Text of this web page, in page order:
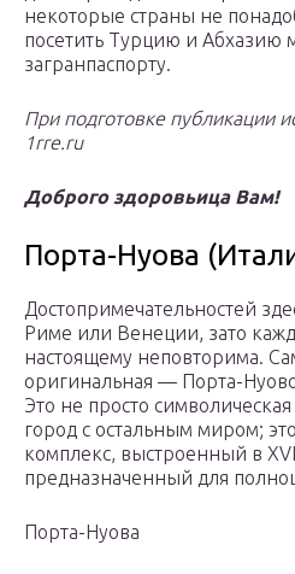
некоторые страны не
посетить Турцию и Абхазию
загранпаспорту.
При подготовке публикации
1rre.ru
Доброго здоровьица Вам!
Порта-Нуова
Достопримечательностей
Риме или Венеции, зато
настоящему неповторима.
оригинальная — Порта-
Это не просто
город с остальным миром;
комплекс, выстроенный в
предназначенный для
Порта-Нуова